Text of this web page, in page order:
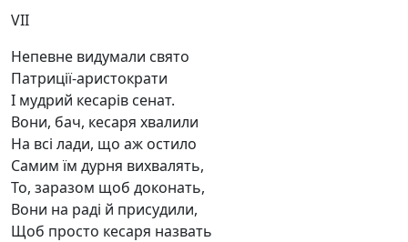
VII
Непевне видумали свято
Патриції-аристократи
І мудрий кесарів сенат.
Вони, бач, кесаря хвалили
На всі лади, що аж остило
Самим їм дурня вихвалять,
То, заразом щоб доконать,
Вони на раді й присудили,
Щоб просто кесаря назвать